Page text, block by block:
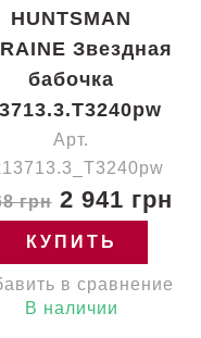
HUNTSMAN
Звездная
бабочка
Арт.
грн2 941 грн
КУПИТЬ
в сравнение
В наличии